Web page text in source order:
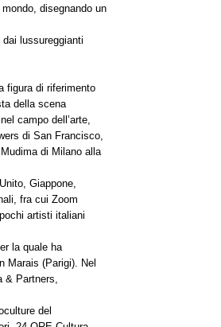
disegnando un
lussureggianti
figura di riferimento
della scena
campo dell’arte,
di San Francisco,
di Milano alla
Giappone,
fra cui Zoom
artisti italiani
la quale ha
Marais (Parigi). Nel
& Partners,
del